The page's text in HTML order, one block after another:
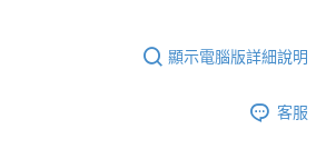
顯示電腦版詳細說明
客服